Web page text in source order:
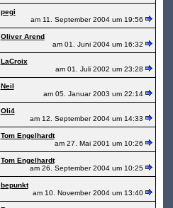
pegi
am 11. September 2004 um 19:56
Oliver Arend
am 01. Juni 2004 um 16:32
LaCroix
am 01. Juli 2002 um 23:28
Neil
am 05. Januar 2003 um 22:14
Oli4
am 12. September 2004 um 14:33
Tom Engelhardt
am 27. Mai 2001 um 10:26
Tom Engelhardt
am 26. September 2004 um 10:25
bepunkt
am 10. November 2004 um 13:40